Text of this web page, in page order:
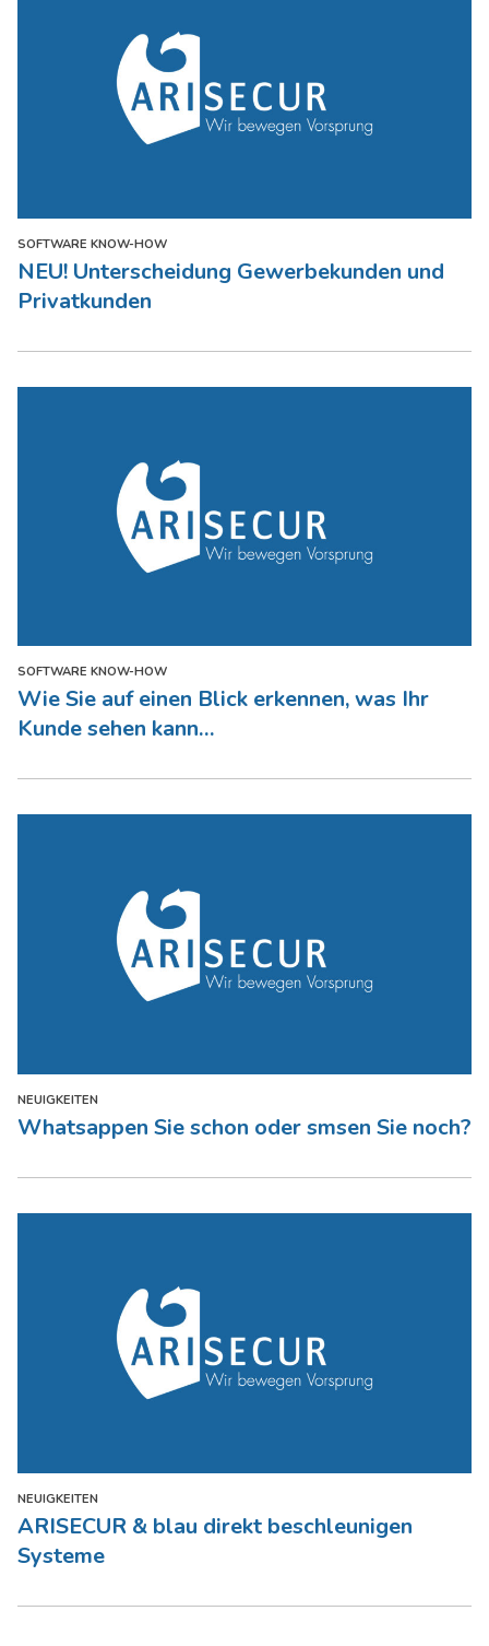
SOFTWARE KNOW-HOW
NEU! Unterscheidung Gewerbekunden und
Privatkunden
SOFTWARE KNOW-HOW
Wie Sie auf einen Blick erkennen, was Ihr
Kunde sehen kann…
NEUIGKEITEN
Whatsappen Sie schon oder smsen Sie noch?
NEUIGKEITEN
ARISECUR & blau direkt beschleunigen
Systeme